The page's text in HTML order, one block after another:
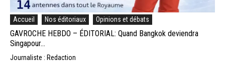
Accueil Nos éditoriaux Opinions et débats
GAVROCHE HEBDO – ÉDITORIAL: Quand Bangkok deviendra
Singapour…
Journaliste : Redaction